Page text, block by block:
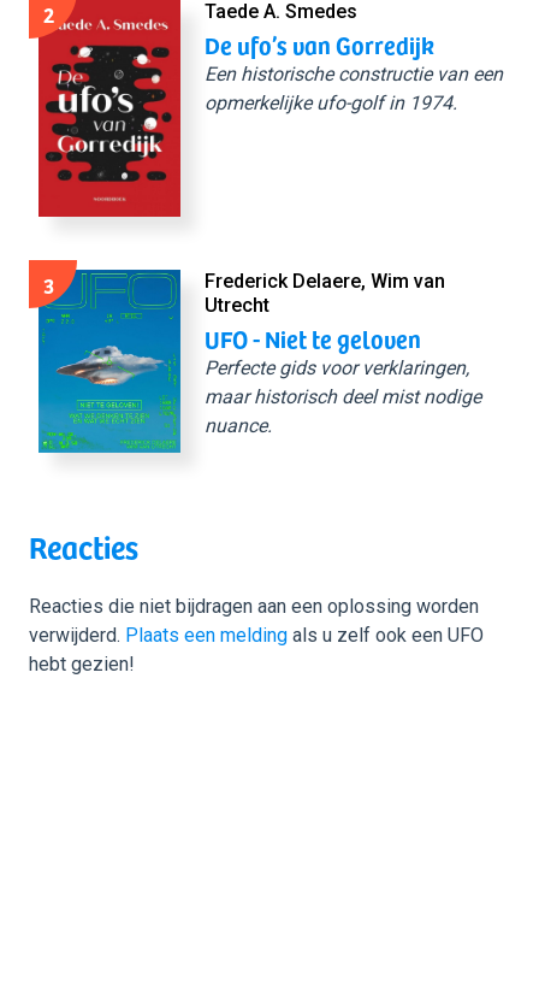
2 Taede A. Smedes
De ufo’s van Gorredijk
Een historische constructie van een
opmerkelijke ufo-golf in 1974.
3
Frederick Delaere, Wim van
Utrecht
UFO - Niet te geloven
Perfecte gids voor verklaringen,
maar historisch deel mist nodige
nuance.
Reacties
Reacties die niet bijdragen aan een oplossing worden
verwijderd. Plaats een melding als u zelf ook een UFO
hebt gezien!